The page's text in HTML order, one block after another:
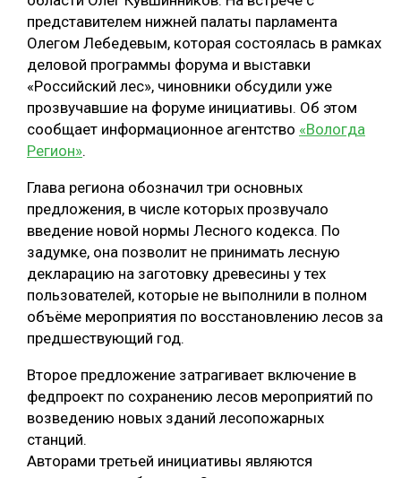
ДЕРЕВЯННОЕ ДОМОСТРОЕНИЕ
БЕЗОПАСНОЕ ПРОИЗВОДСТВО
СОРТИРОВКА ДРЕВЕСИНЫ
СУШКА ДРЕВЕСИНЫ
представителем нижней палаты парламента
Олегом Лебедевым, которая состоялась в рамках
деловой программы форума и выставки
«Российский лес», чиновники обсудили уже
прозвучавшие на форуме инициативы. Об этом
сообщает информационное агентство «Вологда
Регион».
Глава региона обозначил три основных
предложения, в числе которых прозвучало
введение новой нормы Лесного кодекса. По
задумке, она позволит не принимать лесную
декларацию на заготовку древесины у тех
пользователей, которые не выполнили в полном
объёме мероприятия по восстановлению лесов за
предшествующий год.
Второе предложение затрагивает включение в
федпроект по сохранению лесов мероприятий по
возведению новых зданий лесопожарных
станций.
Авторами третьей инициативы являются